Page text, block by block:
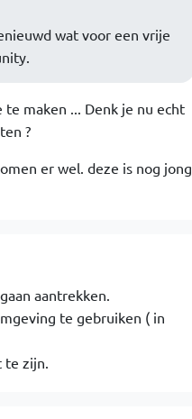
wat voor een vrije
maken ... Denk je nu echt
?
er wel. deze is nog jong
aantrekken.
te gebruiken ( in
te zijn.